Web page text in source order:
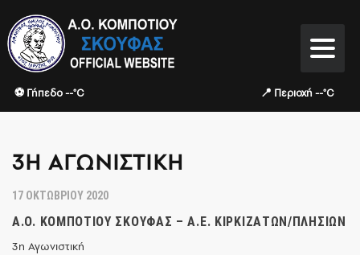
⚽ Γήπεδο --°C 📍 Περιοχή --°C
3Η ΑΓΩΝΙΣΤΙΚΉ
17 ΟΚΤΩΒΡΊΟΥ 2020
Α.Ο. ΚΟΜΠΟΤΊΟΥ ΣΚΟΥΦΆΣ – Α.Ε. ΚΙΡΚΙΖΑΤΏΝ/ΠΛΗΣΙΏΝ
3η Αγωνιστική